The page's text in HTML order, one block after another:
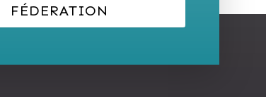
FÉDERATION